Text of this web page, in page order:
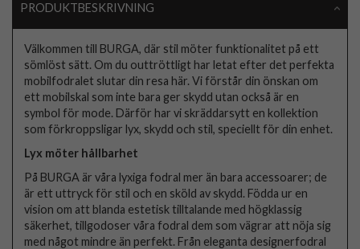
PRODUKTBESKRIVNING
Välkommen till BURGA, där stil möter funktionalitet på ett
sömlöst sätt. Om du outtröttligt har letat efter det perfekta
mobilfodralet slutar din resa här. Vi förstår din önskan om
ett mobilskal som inte bara ger skydd utan också är en
symbol för mode. Därför har vi skräddarsytt en kollektion
som förkroppsligar lyx, skydd och stil, speciellt för din enhet.
Lyx möter hållbarhet
På BURGA är våra lyxiga fodral mer än bara accessoarer; de
är ett uttryck för stil och en sköld av skydd. Födda ur en
vision om att blanda estetisk tilltalande med högklassig
säkerhet, tillgodoser våra fodral dem som vägrar att nöja sig
med något mindre än perfekt. Från eleganta designerfodral